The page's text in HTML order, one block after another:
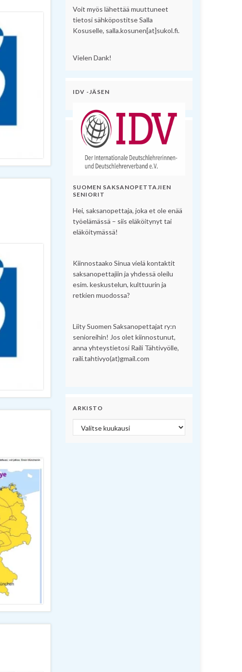
Voit myös lähettää muuttuneet
tietosi sähköpostitse Salla
Kosuselle, salla.kosunen[at]sukol.fi.
Vielen Dank!
IDV -JÄSEN
SUOMEN SAKSANOPETTAJIEN
SENIORIT
Hei, saksanopettaja, joka et ole enää
työelämässä – siis eläköitynyt tai
eläköitymässä!
Kiinnostaako Sinua vielä kontaktit
saksanopettajiin ja yhdessä oleilu
esim. keskustelun, kulttuurin ja
retkien muodossa?
Liity Suomen Saksanopettajat ry:n
senioreihin! Jos olet kiinnostunut,
anna yhteystietosi Raili Tähtivyölle,
raili.tahtivyo(at)gmail.com
ARKISTO
Arkisto